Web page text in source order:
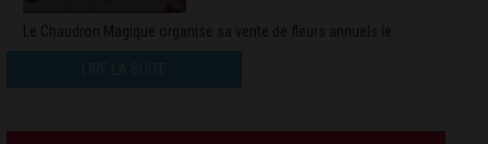
Le Chaudron Magique organise sa vente de fleurs annuels le . . .